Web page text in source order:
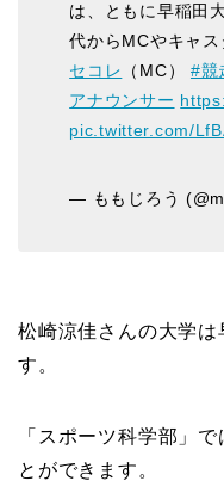
は、ともに早稲田
代からMCやキャ
セコレ （MC） #競
アナウンサー
pic.twitter.com/
— ももじろう
松崎涼佳さんの大学
す。
「スポーツ科学部」
とができます。